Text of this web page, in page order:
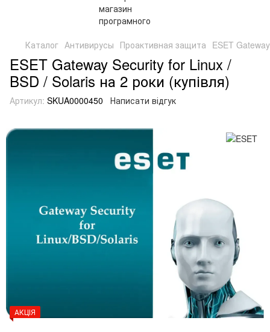
Каталог Антивирусы Проактивная защита ESET
ESET Gateway Security for Linux /
BSD / Solaris на 2 роки (купівля)
Артикул: SKUA0000450 Написати відгук
АКЦІЯ